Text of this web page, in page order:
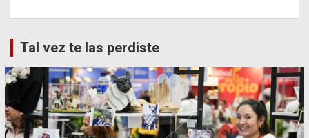
Tal vez te las perdiste